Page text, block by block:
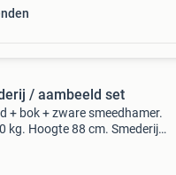
/ aambeeld set
+ bok + zware smeedhamer.
kg. Hoogte 88 cm. Smederij